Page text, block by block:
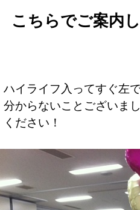
こちらでご案内
ハイライフ入ってすぐ左
分からないことございま
ください！